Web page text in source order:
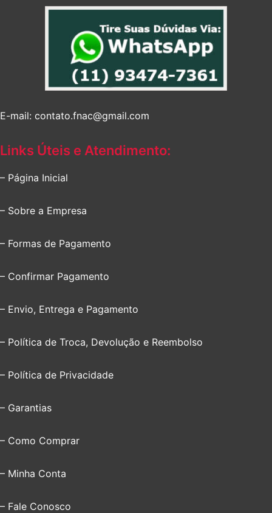
E-mail: contato.fnac@gmail.com
Links Úteis e Atendimento:
– Página Inicial
– Sobre a Empresa
– Formas de Pagamento
– Confirmar Pagamento
– Envio, Entrega e Pagamento
– Política de Troca, Devolução e Reembolso
– Política de Privacidade
– Garantias
– Como Comprar
– Minha Conta
– Fale Conosco